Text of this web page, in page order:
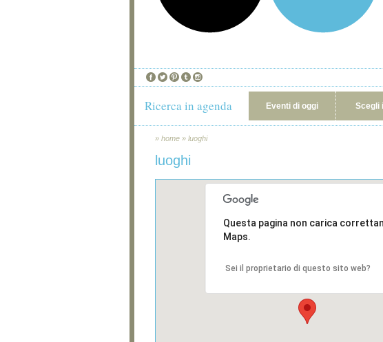
Ricerca in agenda Eventi di oggi Scegli
» home » luoghi
luoghi
Questa pagina non carica
Maps.
Sei il proprietario di questo sito web?